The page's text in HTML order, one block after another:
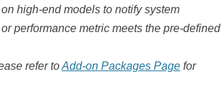
high-end models to notify system
performance metric meets the pre-defined
refer toAdd-on Packages Page for